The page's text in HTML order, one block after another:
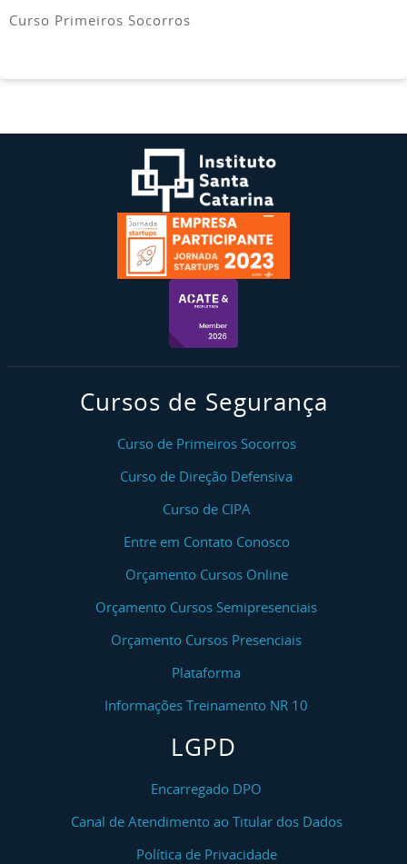
Curso Primeiros Socorros
Cursos de Segurança
Curso de Primeiros Socorros
Curso de Direção Defensiva
Curso de CIPA
Entre em Contato Conosco
Orçamento Cursos Online
Orçamento Cursos Semipresenciais
Orçamento Cursos Presenciais
Plataforma
Informações Treinamento NR 10
LGPD
Encarregado DPO
Canal de Atendimento ao Titular dos Dados
Política de Privacidade